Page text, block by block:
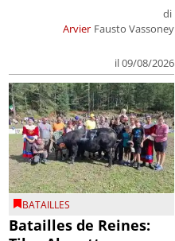
Arvier
di
Fausto Vassoney
il 09/08/2026
BATAILLES
Batailles de Reines: